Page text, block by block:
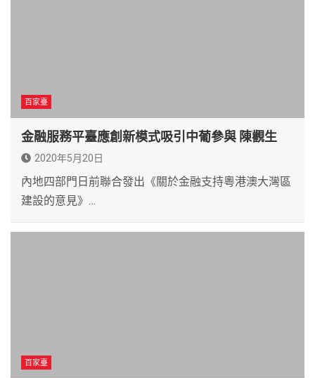
百家臺
金融服務平臺應創新模式吸引中葡參與 陳觀生
2020年5月20日
內地四部門日前聯合發出《關於金融支持粵港澳大灣區
建設的意見》…
百家臺